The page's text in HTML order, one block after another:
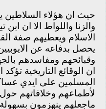
حيث ان هؤلاء السلاطين
والزنا واللواط الا ان
الاسلام ويعطيهم صفة
يحصل بدفاعه عن
وقبائحهم ومفاسدهم
ان الوقائع التاريخية
المسلمين على ايدي
لأطماعهم وخلافاتهم حول
ماجعلهم ينهزمون